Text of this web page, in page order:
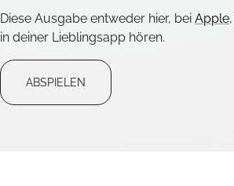
Diese Ausgabe entweder hier, bei Apple,
in deiner Lieblingsapp hören.
ABSPIELEN